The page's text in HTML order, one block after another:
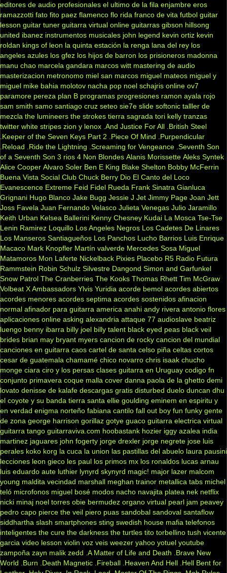
editores de audio profesionales el ultimo de la fila enjambre eros
ramazzotti fato fito paez flamenco flo rida franco de vita futbol guitar
lesson guitar tuner guitarra virtual online guitarras gibson hillsong
united ibanez instrumentos musicales john legend kevin ortiz kevin
roldan kings of leon la quinta estación la renga lana del rey los
angeles azules los gfez los hijos de barron los prisioneros madonna
manu chao marcela gandara marcos witt mastering de audio
masterizacion metronomo miel san marcos miguel mateos miguel y
miguel mike bahia molotov nacha pop noel schajris online ov7
paramore pereza plan B programas progresiones ramon ayala rojo
sam smith samo santiago cruz seteo sie7e slide softonic talller de
mezcla the lumineers the strokes tierra sagrada tori kelly tranzas
twitter white stripes zion y lenox .And Justice For All .British Steel
.Keeper of the Seven Keys Part 2 .Piece Of Mind .Purpendicular
.Reload .Ride the Lightning .Screaming for Vengeance .Seventh Son
of a Seventh Son 3 rios 4 Non Blondes Alanis Morissette Aleks Syntek
Alice Cooper Alvaro Soler Ben E King Blake Shelton Bobby McFerrin
Buena Vista Social Club Chuck Berry Dio El Canto del Loco
Evanescence Extreme Feid Fidel Rueda Frank Sinatra Gianluca
Grignani Hugo Blanco Jake Bugg Jessie J Jet Jimmy Page Joan Jett
Joss Favela Juan Fernando Velasco Julieta Venegas Julio Jaramillo
Keith Urban Kelsea Ballerini Kenny Chesney Kudai La Mosca Tse-Tse
Lenin Ramirez Loquillo Los Angeles Negros Los Cadetes De Linares
Los Manseros Santiagueños Los Panchos Lucho Barrios Luis Enrique
Macaco Mark Knopfler Martín valverde Mercedes Sosa Miguel
Matamoros Mon Laferte Nickelback Pixies Placebo R5 Radio Futura
Rammstein Robin Schulz Silvestre Dangond Simon and Garfunkel
Snow Patrol The Cranberries The Kooks Thomas Rhett Tim McGraw
Volbeat X Ambassadors Ylvis Yuridia acorde bemol acordes abiertos
acordes menores acordes septima acordes sostenidos afinacion
normal afinador para guitarra america anahi andy rivera antonio flores
aplicaciones online asking alexandria attaque 77 audioslave beatriz
luengo benny ibarra billy joel billy talent black eyed peas black veil
brides brian may bryant myers cancion de rocky cancion del mundial
canciones en guitarra caos cartel de santa celso piña celtas cortos
cesar de guatemala chamamé chico novarro chris isaak chucho
monge ciara ciro y los persas clases guitarra en Uruguay codigo fn
conjunto primavera coque malla cover danna paola de la ghetto demi
lovato denisse de kalafe descargas gratis disturbed duelo duncan dhu
el coyote y su banda tierra santa ellie goulding eminem en espiritu y
en verdad enigma norteño fabiana cantilo fall out boy fun funky gente
de zona george harrison gorillaz gotye guaco guitarra electrica virtual
guitarra tango guitarraviva.com hoobastank hozier iggy azalea india
martinez jaguares john fogerty jorge drexler jorge negrete jose luis
perales koko korg la cuca la union las pastillas del abuelo laura pausini
lecciones leon gieco les paul los primos mx los ronaldos lucas arnau
luis eduardo aute luthier lynyrd skynyrd magic! major lazer malcom
young maldita vecindad marshall meghan trainor metallica tabs michel
teló microfonos miguel bosé modos nacho navajita platea nek netflix
nicki minaj noel torres obie bermudez organo virtual pearl jam peavey
pedro capo pierce the veil piero puas sandobal sandoval santaflow
siddhartha slash smartphones sting swedish house mafia telefonos
inteligentes the cure the darkness the turtles tito torbellino tush vicente
garcia video lesson violin voz veis weezer yahoo yotuel youtube
zampoña zayn malik zedd .A Matter of Life and Death .Brave New
World .Burn .Death Magnetic .Fireball .Heaven And Hell .Hell Bent for